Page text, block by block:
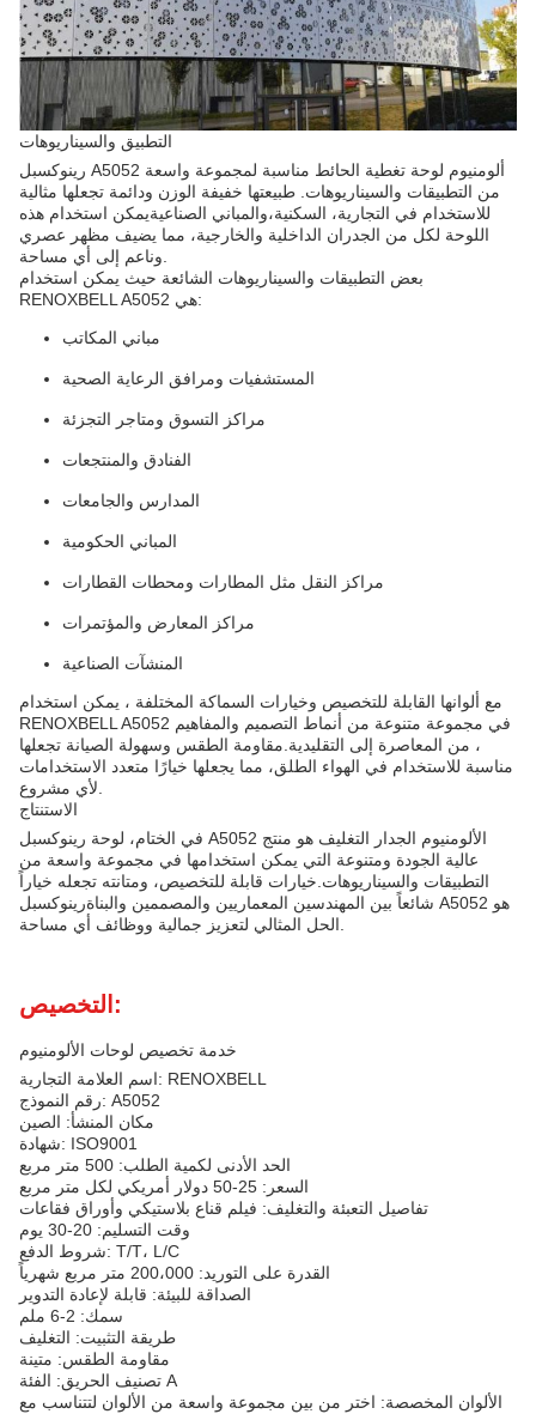
التطبيق والسيناريوهات
رينوكسبل A5052 ألومنيوم لوحة تغطية الحائط مناسبة لمجموعة واسعة
من التطبيقات والسيناريوهات. طبيعتها خفيفة الوزن ودائمة تجعلها مثالية
للاستخدام في التجارية، السكنية،والمباني الصناعيةيمكن استخدام هذه
اللوحة لكل من الجدران الداخلية والخارجية، مما يضيف مظهر عصري
بعض التطبيقات والسيناريوهات الشائعة حيث يمكن استخدام
RENOXBELL A5052 هي:
مباني المكاتب
المستشفيات ومرافق الرعاية الصحية
مراكز التسوق ومتاجر التجزئة
الفنادق والمنتجعات
المدارس والجامعات
المباني الحكومية
مراكز النقل مثل المطارات ومحطات القطارات
مراكز المعارض والمؤتمرات
المنشآت الصناعية
مع ألوانها القابلة للتخصيص وخيارات السماكة المختلفة ، يمكن استخدام
RENOXBELL A5052 في مجموعة متنوعة من أنماط التصميم والمفاهيم
، من المعاصرة إلى التقليدية.مقاومة الطقس وسهولة الصيانة تجعلها
مناسبة للاستخدام في الهواء الطلق، مما يجعلها خيارًا متعدد الاستخدامات
الاستنتاج
في الختام، لوحة رينوكسبل A5052 الألومنيوم الجدار التغليف هو منتج
عالية الجودة ومتنوعة التي يمكن استخدامها في مجموعة واسعة من
التطبيقات والسيناريوهات.خيارات قابلة للتخصيص، ومتانته تجعله خياراً
شائعاً بين المهندسين المعماريين والمصممين والبناةرينوكسبل A5052 هو
التخصيص:
خدمة تخصيص لوحات الألومنيوم
اسم العلامة التجارية: RENOXBELL
رقم النموذج: A5052
مكان المنشأ: الصين
شهادة: ISO9001
الحد الأدنى لكمية الطلب: 500 متر مربع
السعر: 25-50 دولار أمريكي لكل متر مربع
تفاصيل التعبئة والتغليف: فيلم قناع بلاستيكي وأوراق فقاعات
وقت التسليم: 20-30 يوم
شروط الدفع: T/T، L/C
القدرة على التوريد: 200،000 متر مربع شهرياً
الصداقة للبيئة: قابلة لإعادة التدوير
سمك: 2-6 ملم
طريقة التثبيت: التغليف
مقاومة الطقس: متينة
تصنيف الحريق: الفئة A
الألوان المخصصة: اختر من بين مجموعة واسعة من الألوان لتتناسب مع